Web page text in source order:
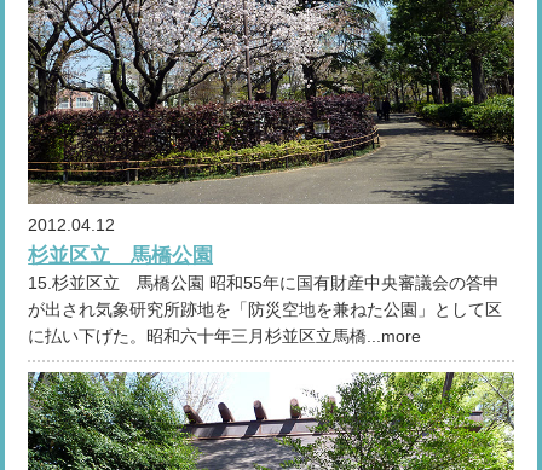
2012.04.12
杉並区立 馬橋公園
15.杉並区立 馬橋公園 昭和55年に国有財産中央審議会の答申
が出され気象研究所跡地を「防災空地を兼ねた公園」として区
に払い下げた。昭和六十年三月杉並区立馬橋...more